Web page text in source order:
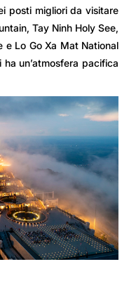
posti migliori da visitare
Tay Ninh Holy See,
e Lo Go Xa Mat National
un’atmosfera pacifica